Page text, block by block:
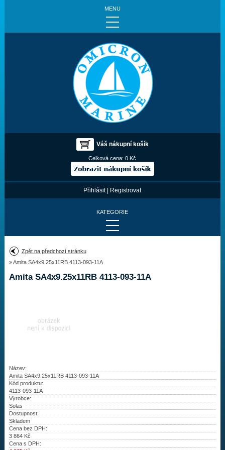
MENU
Váš nákupní košík
Celková cena:0 Kč
Přihlásit| Registrovat
KATEGORIE
Provedení:
Výrobce:
Najít vrtuli
Vrtule
Kontakty
Aktuality
Zpět na předchozí stránku
» Amita SA4x9.25x11RB 4113-093-11A
Amita SA4x9.25x11RB 4113-093-11A
Název:
Amita SA4x9.25x11RB 4113-093-11A
Kód produktu:
4113-093-11A
Výrobce:
Solas
Dostupnost:
Skladem
Cena bez DPH:
3 864Kč
Cena s DPH: